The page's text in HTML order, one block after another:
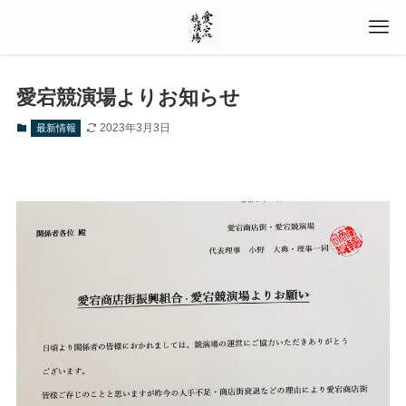
愛宕競演場よりお知らせ
最新情報 2023年3月3日